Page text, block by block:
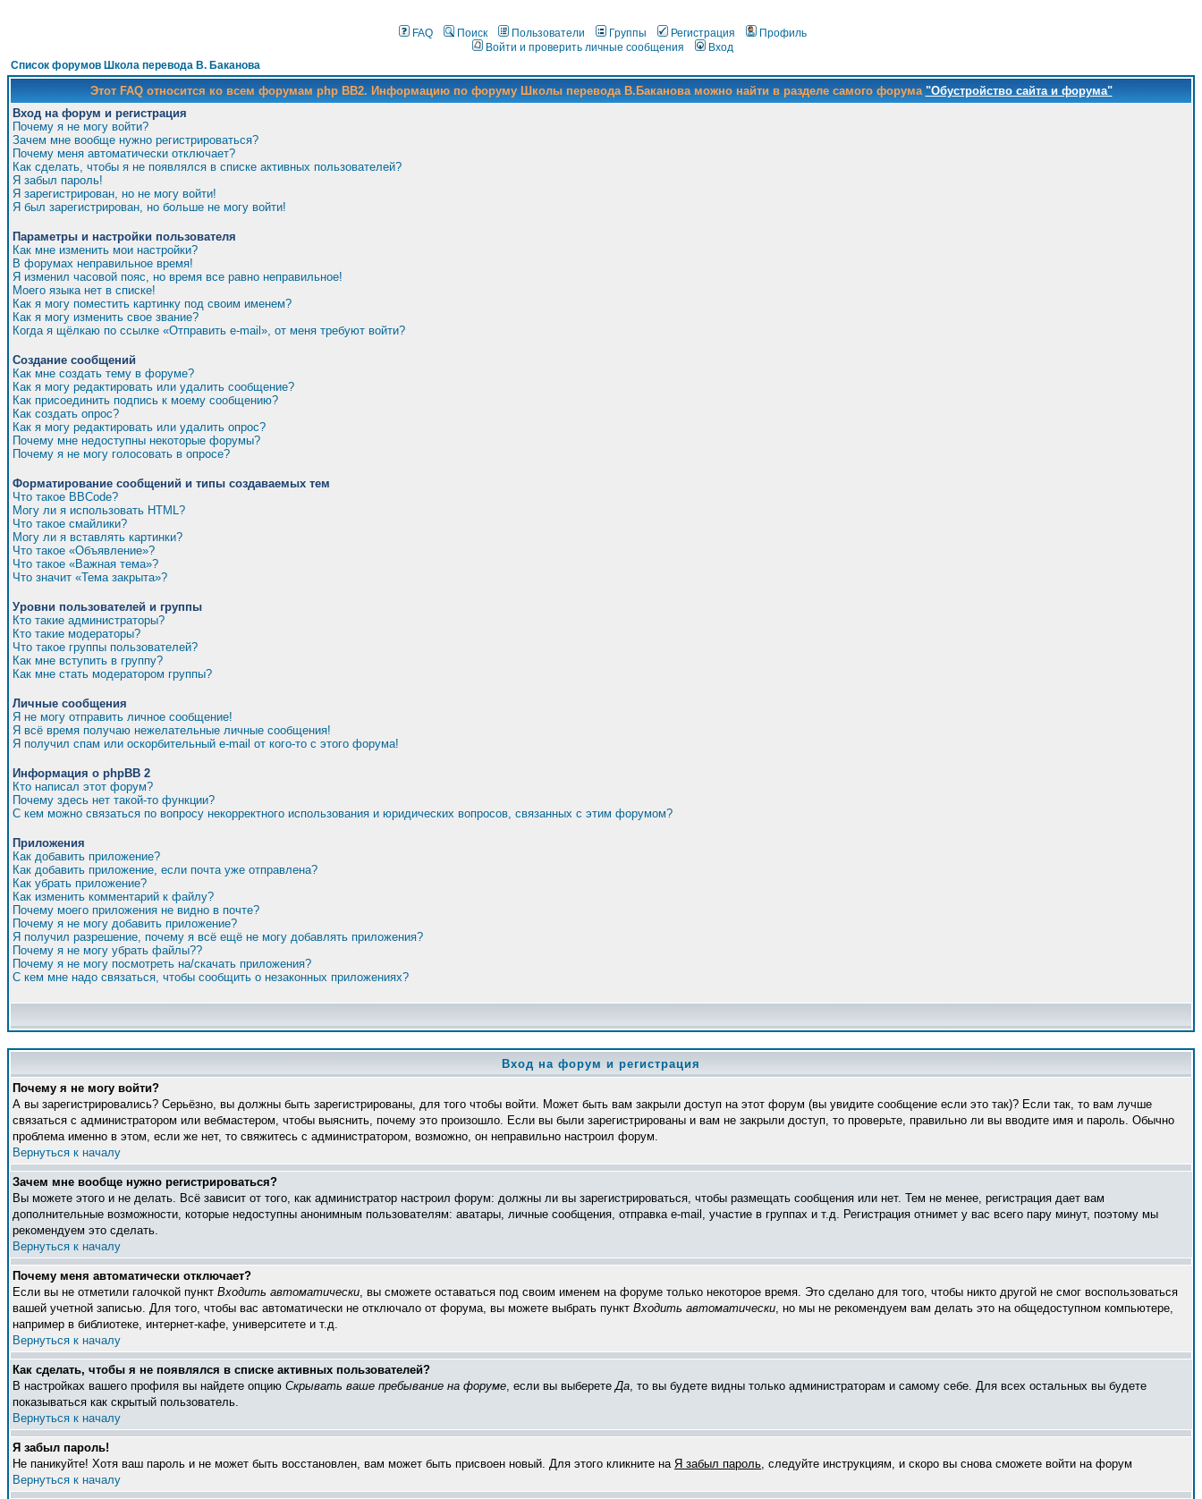
FAQ Поиск Пользователи Группы Регистрация
Профиль
Войти и проверить личные сообщения
Вход
Список форумов Школа перевода В. Баканова
Этот FAQ относится ко всем форумам php BB2. Информацию по форуму Школы перевода В.Баканова можно найти в разделе самого форума "Обустройство сайта и форума"
Вход на форум и регистрация
Почему я не могу войти?
Зачем мне вообще нужно регистрироваться?
Почему меня автоматически отключает?
Как сделать, чтобы я не появлялся в списке активных пользователей?
Я забыл пароль!
Я зарегистрирован, но не могу войти!
Я был зарегистрирован, но больше не могу войти!
Параметры и настройки пользователя
Как мне изменить мои настройки?
В форумах неправильное время!
Я изменил часовой пояс, но время все равно неправильное!
Моего языка нет в списке!
Как я могу поместить картинку под своим именем?
Как я могу изменить свое звание?
Когда я щёлкаю по ссылке «Отправить e-mail», от меня требуют войти?
Создание сообщений
Как мне создать тему в форуме?
Как я могу редактировать или удалить сообщение?
Как присоединить подпись к моему сообщению?
Как создать опрос?
Как я могу редактировать или удалить опрос?
Почему мне недоступны некоторые форумы?
Почему я не могу голосовать в опросе?
Форматирование сообщений и типы создаваемых тем
Что такое BBCode?
Могу ли я использовать HTML?
Что такое смайлики?
Могу ли я вставлять картинки?
Что такое «Объявление»?
Что такое «Важная тема»?
Что значит «Тема закрыта»?
Уровни пользователей и группы
Кто такие администраторы?
Кто такие модераторы?
Что такое группы пользователей?
Как мне вступить в группу?
Как мне стать модератором группы?
Личные сообщения
Я не могу отправить личное сообщение!
Я всё время получаю нежелательные личные сообщения!
Я получил спам или оскорбительный e-mail от кого-то с этого форума!
Информация о phpBB 2
Кто написал этот форум?
Почему здесь нет такой-то функции?
С кем можно связаться по вопросу некорректного использования и юридических вопросов, связанных с этим форумом?
Приложения
Как добавить приложение?
Как добавить приложение, если почта уже отправлена?
Как убрать приложение?
Как изменить комментарий к файлу?
Почему моего приложения не видно в почте?
Почему я не могу добавить приложение?
Я получил разрешение, почему я всё ещё не могу добавлять приложения?
Почему я не могу убрать файлы??
Почему я не могу посмотреть на/скачать приложения?
С кем мне надо связаться, чтобы сообщить о незаконных приложениях?
Вход на форум и регистрация
Почему я не могу войти?
А вы зарегистрировались? Серьёзно, вы должны быть зарегистрированы, для того чтобы войти. Может быть вам закрыли доступ на этот форум (вы увидите сообщение если это так)? Если так, то вам лучше
связаться с администратором или вебмастером, чтобы выяснить, почему это произошло. Если вы были зарегистрированы и вам не закрыли доступ, то проверьте, правильно ли вы вводите имя и пароль. Обычно
проблема именно в этом, если же нет, то свяжитесь с администратором, возможно, он неправильно настроил форум.
Вернуться к началу
Зачем мне вообще нужно регистрироваться?
Вы можете этого и не делать. Всё зависит от того, как администратор настроил форум: должны ли вы зарегистрироваться, чтобы размещать сообщения или нет. Тем не менее, регистрация дает вам
дополнительные возможности, которые недоступны анонимным пользователям: аватары, личные сообщения, отправка e-mail, участие в группах и т.д. Регистрация отнимет у вас всего пару минут, поэтому мы
рекомендуем это сделать.
Вернуться к началу
Почему меня автоматически отключает?
Если вы не отметили галочкой пункт Входить автоматически, вы сможете оставаться под своим именем на форуме только некоторое время. Это сделано для того, чтобы никто другой не смог воспользоваться
вашей учетной записью. Для того, чтобы вас автоматически не отключало от форума, вы можете выбрать пункт Входить автоматически, но мы не рекомендуем вам делать это на общедоступном компьютере,
например в библиотеке, интернет-кафе, университете и т.д.
Вернуться к началу
Как сделать, чтобы я не появлялся в списке активных пользователей?
В настройках вашего профиля вы найдете опцию Скрывать ваше пребывание на форуме, если вы выберетеДа, то вы будете видны только администраторам и самому себе. Для всех остальных вы будете
показываться как скрытый пользователь.
Вернуться к началу
Я забыл пароль!
Не паникуйте! Хотя ваш пароль и не может быть восстановлен, вам может быть присвоен новый. Для этого кликните на Я забыл пароль, следуйте инструкциям, и скоро вы снова сможете войти на форум
Вернуться к началу